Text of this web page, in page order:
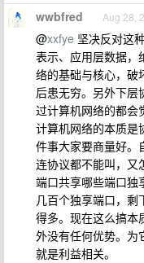
wwbfred Aug 28,
@xxfye 坚决反对这
表示、应用层数据，
络的基础与核心，破
后患无穷。另外下层
过计算机网络的都会
计算机网络的本质是
件事大家要商量好。
连协议都不能叫，又
端口共享哪些端口独
几百个独享端口，
得多。现在这么搞本
外没有任何优势。为
就是利益相关。